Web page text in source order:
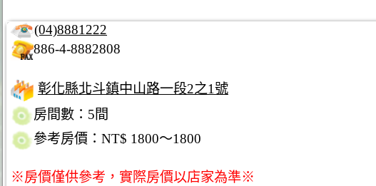
(04)8881222
886-4-8882808
彰化縣北斗鎮中山路一段2之1號
房間數：5間
參考房價：NT$ 1800～1800
※房價僅供參考，實際房價以店家為準※